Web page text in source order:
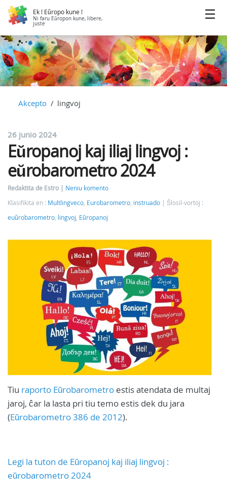
Ek ! Eŭropo kune !
Ni faru Eŭropon kune, libere,
juste
Akcepto lingvoj
26 junio 2024
Eŭropanoj kaj iliaj lingvoj :
eŭrobarometro 2024
Redaktita de Estro
Neniu komento
Klasifikita en : Multlingveco Eurobarometro instruado
Ŝlosil-vortoj :
euŭrobarometro lingvoj Eŭropanoj
Tiu raporto Eŭrobarometro estis atendata de multaj
jaroj, ĉar la lasta pri tiu temo estis dek du jara
(Eŭrobarometro 386 de 2012).
Legi la tuton de Eŭropanoj kaj iliaj lingvoj :
eŭrobarometro 2024